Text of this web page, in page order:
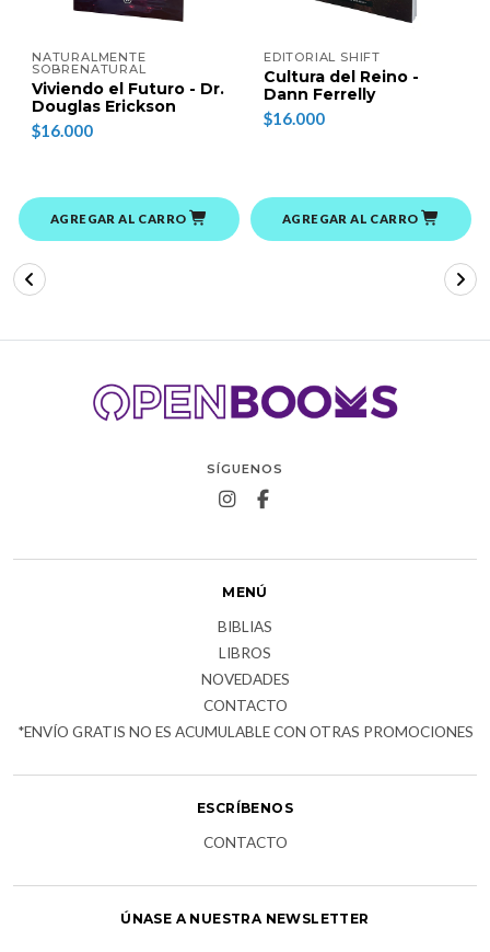
NATURALMENTE
SOBRENATURAL
Viviendo el Futuro - Dr.
Douglas Erickson
$16.000
AGREGAR AL CARRO
EDITORIAL SHIFT
Cultura del Reino -
Dann Ferrelly
$16.000
AGREGAR AL CARRO
SÍGUENOS
MENÚ
BIBLIAS
LIBROS
NOVEDADES
CONTACTO
*ENVÍO GRATIS NO ES ACUMULABLE CON OTRAS PROMOCIONES
ESCRÍBENOS
CONTACTO
ÚNASE A NUESTRA NEWSLETTER